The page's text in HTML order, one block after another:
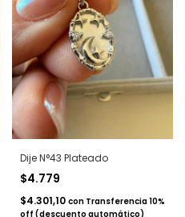
Dije N°43 Plateado
$4.779
$4.301,10 con Transferencia 10%
off (descuento automático)